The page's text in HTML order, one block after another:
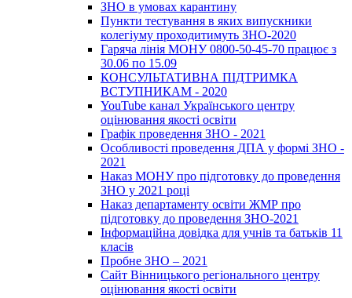
ЗНО в умовах карантину
Пункти тестування в яких випускники
колегіуму проходитимуть ЗНО-2020
Гаряча лінія МОНУ 0800-50-45-70 працює з
30.06 по 15.09
КОНСУЛЬТАТИВНА ПІДТРИМКА
ВСТУПНИКАМ - 2020
YouTube канал Українського центру
оцінювання якості освіти
Графік проведення ЗНО - 2021
Особливості проведення ДПА у формі ЗНО -
2021
Наказ МОНУ про підготовку до проведення
ЗНО у 2021 році
Наказ департаменту освіти ЖМР про
підготовку до проведення ЗНО-2021
Інформаційна довідка для учнів та батьків 11
класів
Пробне ЗНО – 2021
Сайт Вінницького регіонального центру
оцінювання якості освіти